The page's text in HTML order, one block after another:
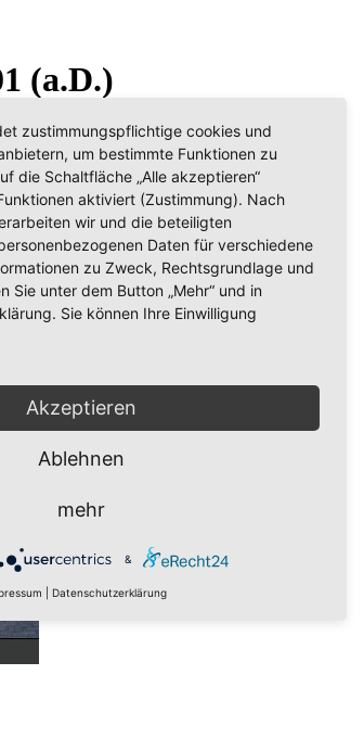
(a.D.)
zustimmungspflichtige cookies und
um bestimmte Funktionen zu
die Schaltfläche „Alle akzeptieren“
aktiviert (Zustimmung). Nach
wir und die beteiligten
Daten für verschiedene
zu Zweck, Rechtsgrundlage und
Sie unter dem Button „Mehr“ und in
Sie können Ihre Einwilligung
Akzeptieren
Ablehnen
mehr
&
Datenschutzerklärung